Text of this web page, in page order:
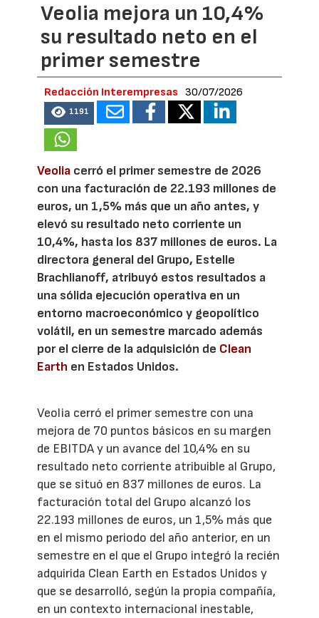
Veolia mejora un 10,4%
su resultado neto en el
primer semestre
Redacción Interempresas 30/07/2026
1191
Veolia cerró el primer semestre de 2026
con una facturación de 22.193 millones de
euros, un 1,5% más que un año antes, y
elevó su resultado neto corriente un
10,4%, hasta los 837 millones de euros. La
directora general del Grupo, Estelle
Brachlianoff, atribuyó estos resultados a
una sólida ejecución operativa en un
entorno macroeconómico y geopolítico
volátil, en un semestre marcado además
por el cierre de la adquisición de Clean
Earth en Estados Unidos.
Veolia cerró el primer semestre con una
mejora de 70 puntos básicos en su margen
de EBITDA y un avance del 10,4% en su
resultado neto corriente atribuible al Grupo,
que se situó en 837 millones de euros. La
facturación total del Grupo alcanzó los
22.193 millones de euros, un 1,5% más que
en el mismo periodo del año anterior, en un
semestre en el que el Grupo integró la recién
adquirida Clean Earth en Estados Unidos y
que se desarrolló, según la propia compañía,
en un contexto internacional inestable,